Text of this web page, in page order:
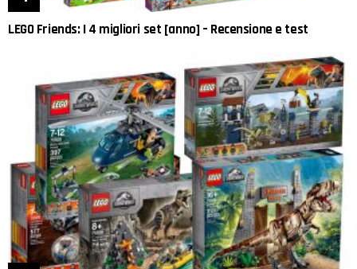
LEGO Friends: I 4 migliori set [anno] – Recensione e test